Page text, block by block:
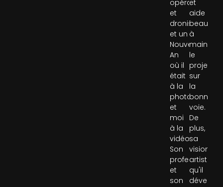
opérateur
et
droniste,
et un
Nouvel
An
où il
était
à la
photo
et
moi
à la
vidéo.
Son
et
son
et
aide
à
maintenir
le
projet
sur
la
bonne
voie.
De
plus,
sa
vision
artistique,
qu'il